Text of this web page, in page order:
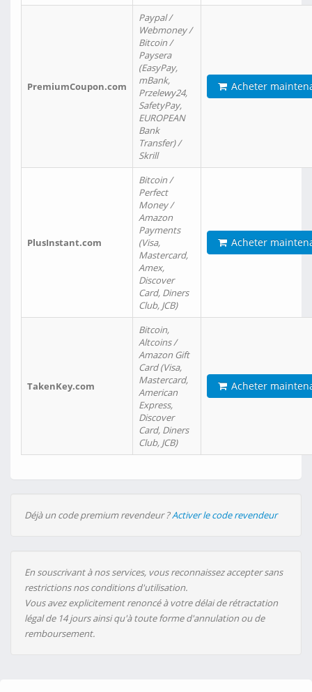
PremiumCoupon.com
Paypal /
Webmoney /
Bitcoin /
Paysera
(EasyPay,
mBank,
Przelewy24,
SafetyPay,
EUROPEAN
Bank
Transfer) /
Skrill
Acheter
PlusInstant.com
Bitcoin /
Perfect
Money /
Amazon
Payments
(Visa,
Mastercard,
Amex,
Discover
Card, Diners
Club, JCB)
Acheter
TakenKey.com
Bitcoin,
Altcoins /
Amazon Gift
Card (Visa,
Mastercard,
American
Express,
Discover
Card, Diners
Club, JCB)
Acheter
Déjà un code premium revendeur ?Activer le code revendeur
En souscrivant à nos services, vous reconnaissez accepter sans
restrictions nos conditions d'utilisation.
Vous avez explicitement renoncé à votre délai de rétractation
légal de 14 jours ainsi qu'à toute forme d'annulation ou de
remboursement.